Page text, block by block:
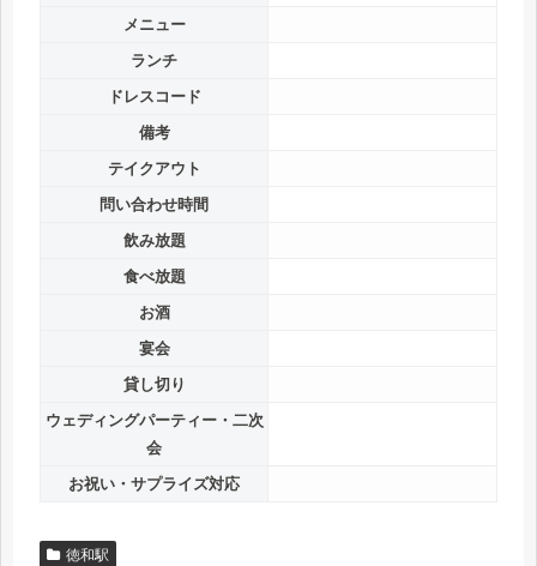
メニュー
ランチ
ドレスコード
備考
テイクアウト
問い合わせ時間
飲み放題
食べ放題
お酒
宴会
貸し切り
ウェディングパーティー・二次
会
お祝い・サプライズ対応
徳和駅